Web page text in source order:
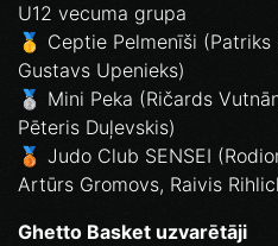
U12 vecuma grupa
🥇 Ceptie Pelmenīši (Patriks
Gustavs Upenieks)
🥈 Mini Peka (Ričards
Pēteris Duļevskis)
🥉 Judo Club SENSEI
Artūrs Gromovs, Raivis
Ghetto Basket uzvarētāji